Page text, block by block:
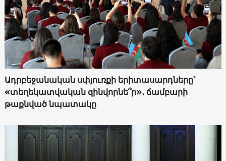
Ադրբեջանական սփյուռքի երիտասարդները՝
«տեղեկատվական զինվորնե՞ր»․ ճամբարի
թաքնված նպատակը